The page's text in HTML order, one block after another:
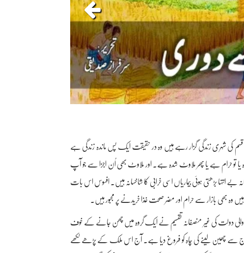
کی شہری زندگی گزار رہے ہیں وہ در حقیقت ایک پس ماندہ زندگی ہے
تو حرام ہے یا پھر ملاوٹ شدہ ہے۔ اور ملاوٹ بھی اُن اجزا سے جو آپ
بڑھتی ہوئی بیماریاں ا سی خرابی کا شاخسانہ ہیں۔ افسوس اس بات
بھی بازار سے حرام اور مضر صحت غذا خریدنے پر مجبور ہیں۔
دولت کی غیر منصفانہ تقسیم نے ایک گروہ میں چھن جانے کے خوف
سے چھین لینے کی چاہ کو فروغ دیا ہے۔ آج اس ملک کے پڑھے لکھے